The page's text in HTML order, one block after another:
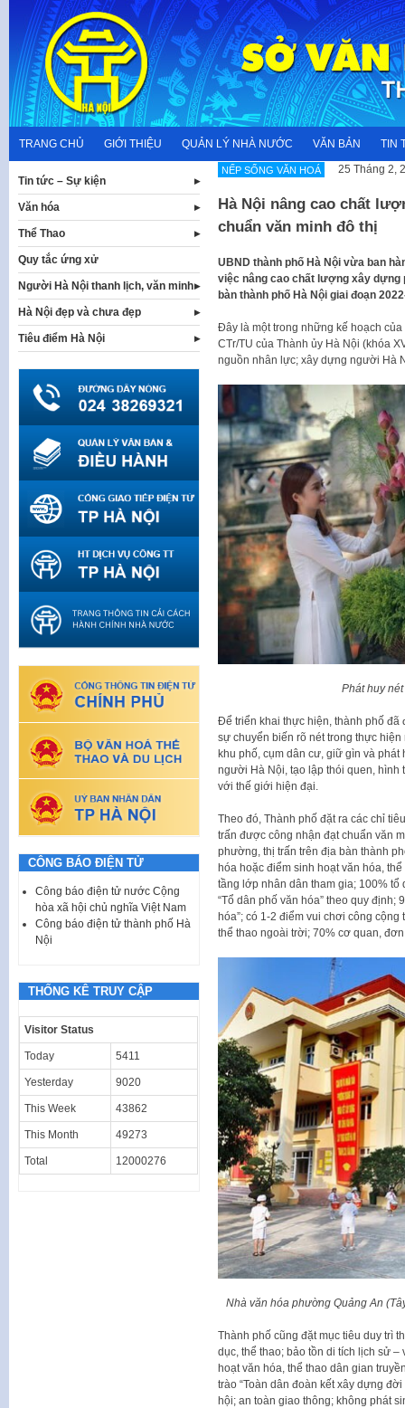
content
TRANG CHỦ GIỚI THIỆU QUẢN LÝ NHÀ NƯỚC VĂN BẢN TIN
NẾP SỐNG VĂN HOÁ 25 Tháng 2,
Hà Nội nâng cao chất
chuẩn văn minh đô thị
UBND thành phố Hà Nội vừa ban
việc nâng cao chất lượng xây dựng
bàn thành phố Hà Nội giai đoạn
Đây là một trong những kế hoạch
CTr/TU của Thành ủy Hà Nội (khóa
nguồn nhân lực; xây dựng người Hà
Phát huy
Để triển khai thực hiện, thành phố đã
sự chuyển biến rõ nét trong thực
khu phố, cụm dân cư, giữ gìn và phát
người Hà Nội, tạo lập thói quen, hình
với thế giới hiện đại.
Theo đó, Thành phố đặt ra các chỉ
trấn được công nhận đạt chuẩn văn
phường, thị trấn trên địa bàn thành
hóa hoặc điểm sinh hoạt văn hóa,
tầng lớp nhân dân tham gia; 100%
“Tổ dân phố văn hóa” theo quy định;
hóa”; có 1-2 điểm vui chơi công
thể thao ngoài trời; 70% cơ quan,
Nhà văn hóa phường Quảng An
Thành phố cũng đặt mục tiêu duy trì
dục, thể thao; bảo tồn di tích lịch sử
hoạt văn hóa, thể thao dân gian
trào “Toàn dân đoàn kết xây dựng
hội; an toàn giao thông; không phát
Tin tức – Sự kiện
Văn hóa
Thể Thao
Quy tắc ứng xử
Người Hà Nội thanh lịch, văn minh
Hà Nội đẹp và chưa đẹp
Tiêu điểm Hà Nội
CÔNG BÁO ĐIỆN TỬ
Công báo điện tử nước Cộng
hòa xã hội chủ nghĩa Việt Nam
Công báo điện tử thành phố Hà
Nội
THỐNG KÊ TRUY CẬP
Visitor Status
Today 5411
Yesterday 9020
This Week 43862
This Month 49273
Total 12000276